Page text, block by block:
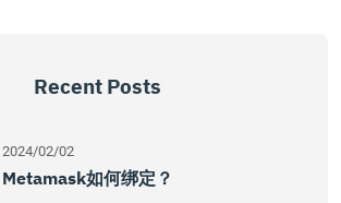
Recent Posts
2024/02/02
Metamask如何绑定？